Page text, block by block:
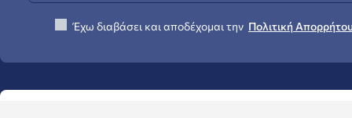
Έχω διαβάσει και αποδέχομαι την Πολιτική